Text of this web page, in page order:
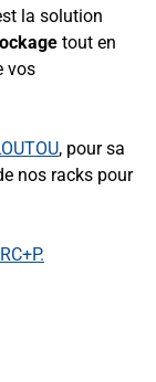
la solution
tout en
vos
, pour sa
nos racks pour